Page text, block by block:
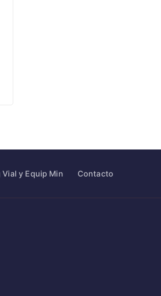
Vial y Equip Min Contacto